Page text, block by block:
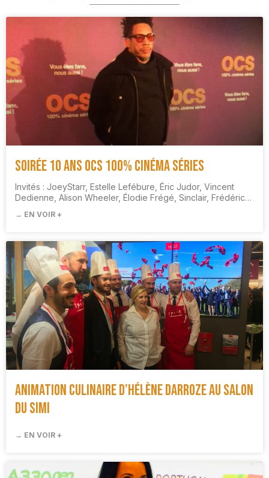
Soirée 10 ans OCS 100% Cinéma Séries
Invités : JoeyStarr, Estelle Lefébure, Éric Judor, Vincent
Dedienne, Alison Wheeler, Élodie Frégé, Sinclair, Frédéric…
→ EN VOIR +
Animation culinaire d’Hélène Darroze au salon
du SIMI
→ EN VOIR +